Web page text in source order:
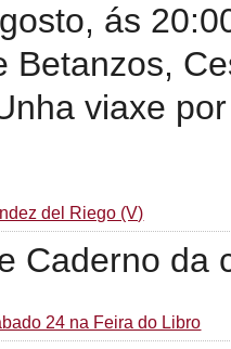
ás
Betanzos,
viaxe
del Riego (V)
Caderno da
24 na Feira do Libro